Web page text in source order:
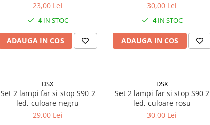
23,00 Lei
4IN STOC
ADAUGA IN COS
30,00 Lei
4IN STOC
ADAUGA IN COS
DSX
Set 2 lampi far si stop S90 2
led, culoare negru
29,00 Lei
DSX
Set 2 lampi far si stop S90 2
led, culoare rosu
30,00 Lei